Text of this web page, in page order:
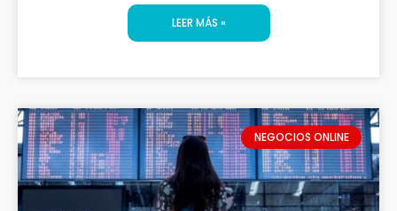
LEER MÁS »
NEGOCIOS ONLINE